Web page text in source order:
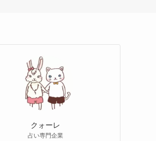
クォーレ
占い専門企業